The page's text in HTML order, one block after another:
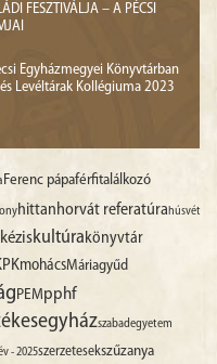
FESZTIVÁLJA – A PÉCSI
Egyházmegyei Könyvtárban
Levéltárak Kollégiuma 2023
Ferenc pápaférfitalálkozó
hittanhorvát referatúrahúsvét
kultúrakönyvtár
mohácsMáriagyűd
PEMpphf
szabadegyetem
- 2025szerzetesekszűzanya